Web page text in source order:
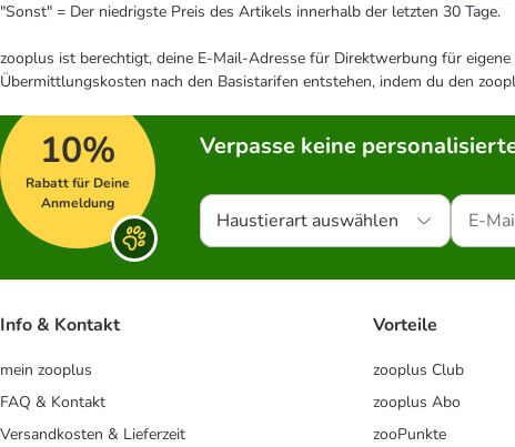
"Sonst" = Der niedrigste Preis des Artikels innerhalb der letzten 30 Tage.
zooplus ist berechtigt, deine E-Mail-Adresse für Direktwerbung für
Übermittlungskosten nach den Basistarifen entstehen, indem du den
10%
Rabatt für Deine
Anmeldung
Verpasse keine
Haustierart auswählen
Info & Kontakt
mein zooplus
FAQ & Kontakt
Versandkosten & Lieferzeit
Vorteile
zooplus Club
zooplus Abo
zooPunkte